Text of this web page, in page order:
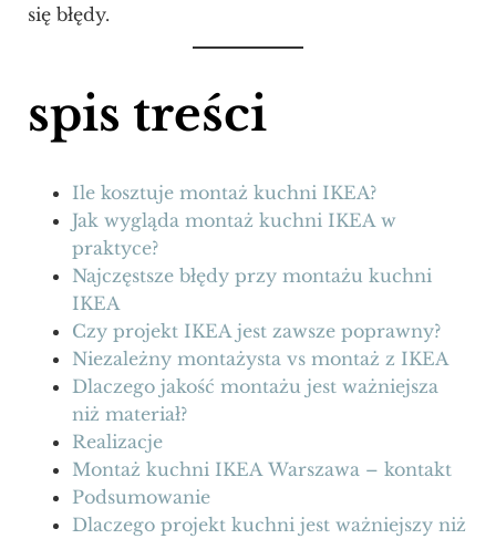
się błędy.
spis treści
Ile kosztuje montaż kuchni IKEA?
Jak wygląda montaż kuchni IKEA w
praktyce?
Najczęstsze błędy przy montażu kuchni
IKEA
Czy projekt IKEA jest zawsze poprawny?
Niezależny montażysta vs montaż z IKEA
Dlaczego jakość montażu jest ważniejsza
niż materiał?
Realizacje
Montaż kuchni IKEA Warszawa – kontakt
Podsumowanie
Dlaczego projekt kuchni jest ważniejszy niż